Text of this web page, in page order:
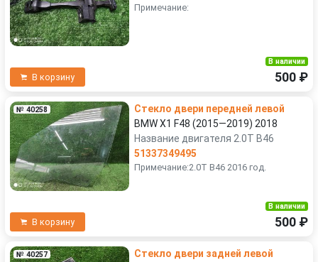
Примечание:
В корзину
В наличии
500 ₽
№ 40258
Стекло двери передней левой
BMW X1 F48 (2015—2019) 2018
Название двигателя 2.0T B46
51337349495
Примечание:2.0T B46 2016 год.
В корзину
В наличии
500 ₽
№ 40257
Стекло двери задней левой